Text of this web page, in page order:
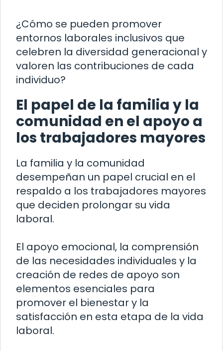
¿Cómo se pueden promover
entornos laborales inclusivos que
celebren la diversidad generacional y
valoren las contribuciones de cada
individuo?
El papel de la familia y la
comunidad en el apoyo a
los trabajadores mayores
La familia y la comunidad
desempeñan un papel crucial en el
respaldo a los trabajadores mayores
que deciden prolongar su vida
laboral.
El apoyo emocional, la comprensión
de las necesidades individuales y la
creación de redes de apoyo son
elementos esenciales para
promover el bienestar y la
satisfacción en esta etapa de la vida
laboral.